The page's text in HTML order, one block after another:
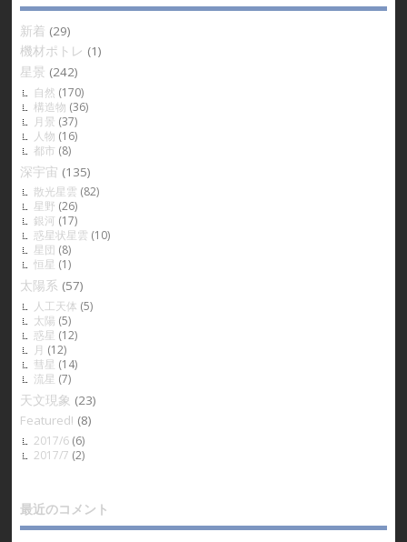
新着 (29)
機材ポトレ (1)
星景 (242)
自然 (170)
構造物 (36)
月景 (37)
人物 (16)
都市 (8)
深宇宙 (135)
散光星雲 (82)
星野 (26)
銀河 (17)
惑星状星雲 (10)
星団 (8)
恒星 (1)
太陽系 (57)
人工天体 (5)
太陽 (5)
惑星 (12)
月 (12)
彗星 (14)
流星 (7)
天文現象 (23)
Featured! (8)
2017/6(6)
2017/7 (2)
最近のコメント